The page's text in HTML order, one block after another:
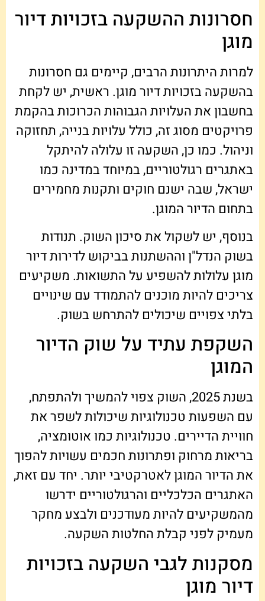
חסרונות ההשקעה בזכויות דיור
מוגן
למרות היתרונות הרבים, קיימים גם חסרונות
בהשקעה בזכויות דיור מוגן. ראשית, יש לקחת
בחשבון את העלויות הגבוהות הכרוכות בהקמת
פרויקטים מסוג זה, כולל עלויות בנייה, תחזוקה
וניהול. כמו כן, השקעה זו עלולה להיתקל
באתגרים רגולטוריים, במיוחד במדינה כמו
ישראל, שבה ישנם חוקים ותקנות מחמירים
בתחום הדיור המוגן.
בנוסף, יש לשקול את סיכון השוק. תנודות
בשוק הנדל"ן וההשתנות בביקוש לדירות דיור
מוגן עלולות להשפיע על התשואות. משקיעים
צריכים להיות מוכנים להתמודד עם שינויים
בלתי צפויים שיכולים להתרחש בשוק.
השקפת עתיד על שוק הדיור
המוגן
בשנת 2025, השוק צפוי להמשיך ולהתפתח,
עם השפעות טכנולוגיות שיכולות לשפר את
חוויית הדיירים. טכנולוגיות כמו אוטומציה,
בריאות מרחוק ופתרונות חכמים עשויות להפוך
את הדיור המוגן לאטרקטיבי יותר. יחד עם זאת,
האתגרים הכלכליים והרגולטוריים ידרשו
מהמשקיעים להיות מעודכנים ולבצע מחקר
מעמיק לפני קבלת החלטות השקעה.
מסקנות לגבי השקעה בזכויות
דיור מוגן